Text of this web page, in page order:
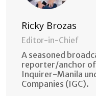
Ricky Brozas
Editor-in-Chief
A seasoned
reporter/anchor
Inquirer-Manila
Companies (IGC).